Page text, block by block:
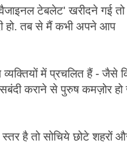
टेबलेट' खरीदने गई तो
हो. तब से मैं कभी अपने आप
व्यक्तियों में प्रचलित हैं - जैसे
कराने से पुरुष कमज़ोर हो
है तो सोचिये छोटे शहरों